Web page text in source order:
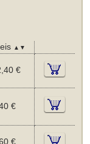
▲▼
€
€
€